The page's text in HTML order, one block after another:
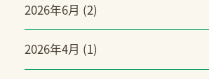
2026年6月 (2)
2026年4月 (1)